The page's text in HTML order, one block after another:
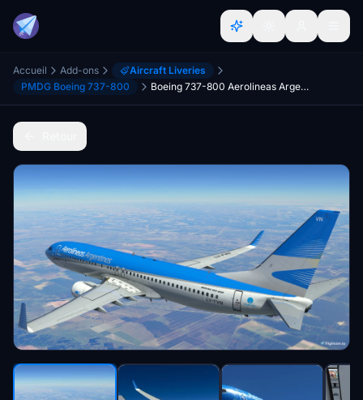
Accueil Add-ons
Aircraft Liveries
PMDG Boeing 737-800
Boeing 737-800 Aerolineas Argentinas LV-FVN